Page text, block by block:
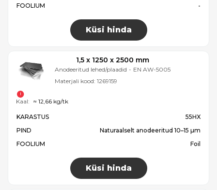
FOOLIUM
-
Küsi hinda
1,5 x 1250 x 2500 mm
Anodeeritud lehed/plaadid - EN AW-5005
Materjali kood: 1269159
KARASTUS
55HX
PIND
Naturaalselt anodeeritud 10–15 µm
FOOLIUM
Foil
Küsi hinda
Kaal: ≈ 12,66 kg/tk